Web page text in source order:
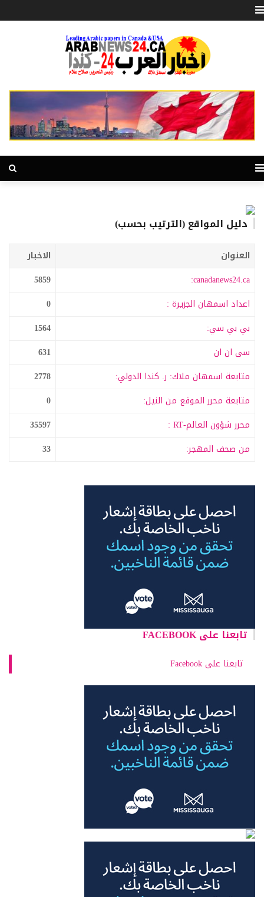
دليل المواقع (الترتيب بحسب)
العنوان
الاخبار
canadanews24.ca:
5859
اعداد اسمهان الجزيرة :
0
بي بي سي:
1564
سى ان ان
631
متابعة اسمهان ملاك: ر. كندا الدولي:
2778
متابعة محرر الموقع من النيل:
0
محرر شؤون العالم-RT :
35597
من صحف المهجر:
33
تابعنا على FACEBOOK
تابعنا على Facebook